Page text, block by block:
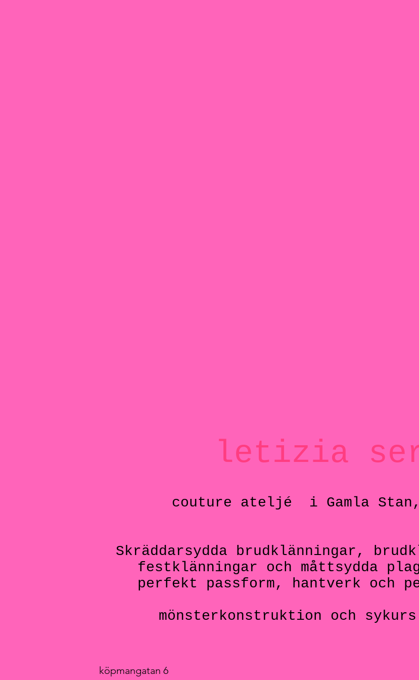
letizia
couture ateljé i Gamla
Skräddarsydda brudklänningar,
festklänningar och måttsydda
perfekt passform, hantverk och
mönsterkonstruktion och
köpmangatan 6